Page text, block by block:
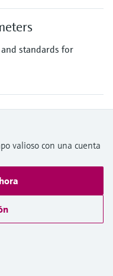
standards for
valioso con una cuenta